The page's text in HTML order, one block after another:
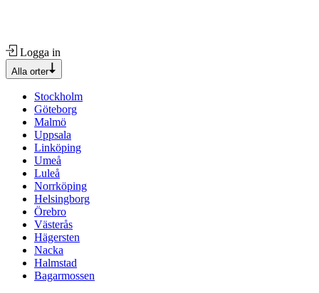
Logga in
Alla orter
Stockholm
Göteborg
Malmö
Uppsala
Linköping
Umeå
Luleå
Norrköping
Helsingborg
Örebro
Västerås
Hägersten
Nacka
Halmstad
Bagarmossen